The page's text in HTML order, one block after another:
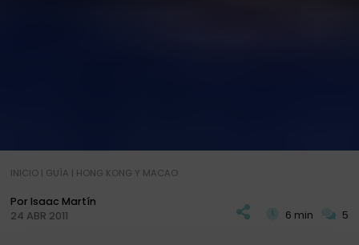
INICIO| GUÍA | HONG KONG Y MACAO
Por Isaac Martín
24 ABR 2011
6 min 5